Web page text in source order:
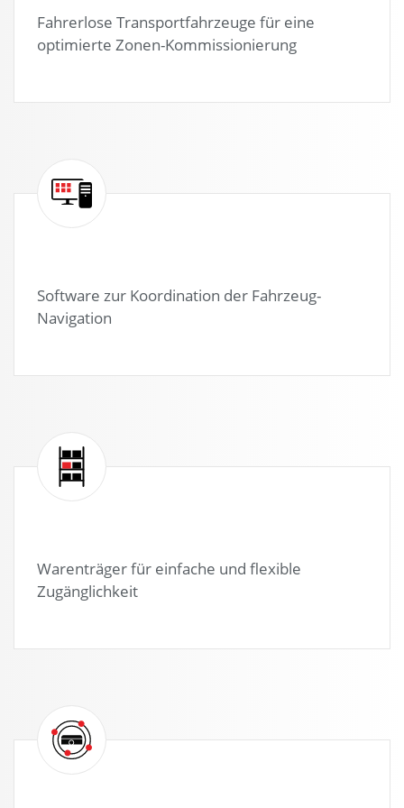
Fahrerlose Transportfahrzeuge für eine
optimierte Zonen-Kommissionierung
Software zur Koordination der Fahrzeug-
Navigation
Warenträger für einfache und flexible
Zugänglichkeit